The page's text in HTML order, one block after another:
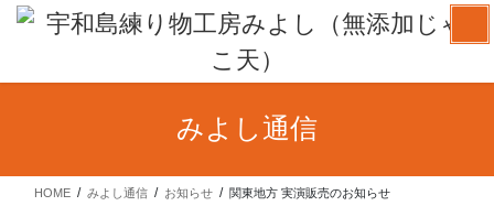
ン
ー
みよし通信
HOME みよし通信 お知らせ 関東地方 実演販売のお知らせ